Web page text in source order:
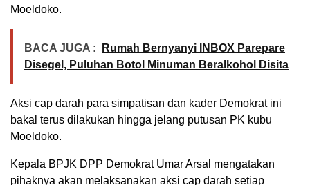
Moeldoko.
BACA JUGA :
Rumah Bernyanyi INBOX Parepare
Disegel, Puluhan Botol Minuman Beralkohol Disita
Aksi cap darah para simpatisan dan kader Demokrat ini
bakal terus dilakukan hingga jelang putusan PK kubu
Moeldoko.
Kepala BPJK DPP Demokrat Umar Arsal mengatakan
pihaknya akan melaksanakan aksi cap darah setiap